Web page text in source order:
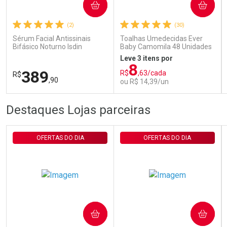
Comprar sem Desconto
Por R$ 29,30/cada
Comprar sem Desconto
Por R$ 29,30/cada
(2)
Sérum Facial Antissinais
Bifásico Noturno Isdin
R$389,90
COMPRAR
FECHAR
Laboratório
FECHAR
Por Menos
(30)
Toalhas Umedecidas Ever
Baby Camomila 48 Unidades
Leve 3 itens por
R$8,63/cada
ou R$ 14,39/un
COMPRAR
Por Menos
Destaques Lojas parceiras
OFERTAS DO DIA
COMPRAR
OFERTAS DO DIA
COMPRAR